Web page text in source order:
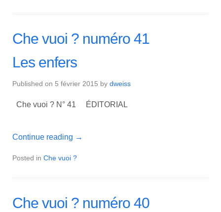
Che vuoi ? numéro 41
Les enfers
Published on 5 février 2015 by dweiss
Che vuoi ? N° 41 ÉDITORIAL
Continue reading →
Posted in Che vuoi ?
Che vuoi ? numéro 40